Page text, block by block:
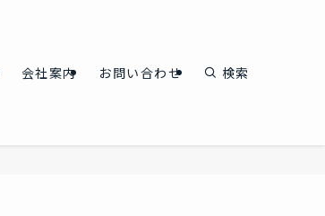
会社案内 お問い合わせ 検索